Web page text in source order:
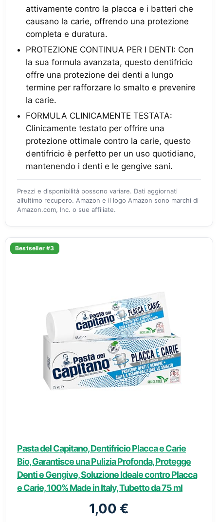
attivamente contro la placca e i batteri che
causano la carie, offrendo una protezione
completa e duratura.
PROTEZIONE CONTINUA PER I DENTI: Con
la sua formula avanzata, questo dentifricio
offre una protezione dei denti a lungo
termine per rafforzare lo smalto e prevenire
la carie.
FORMULA CLINICAMENTE TESTATA:
Clinicamente testato per offrire una
protezione ottimale contro la carie, questo
dentifricio è perfetto per un uso quotidiano,
mantenendo i denti e le gengive sani.
Prezzi e disponibilità possono variare. Dati aggiornati
all’ultimo recupero. Amazon e il logo Amazon sono marchi di
Amazon.com, Inc. o sue affiliate.
Bestseller #3
Pasta del Capitano, Dentifricio Placca e Carie
Bio, Garantisce una Pulizia Profonda, Protegge
Denti e Gengive, Soluzione Ideale contro Placca
e Carie, 100% Made in Italy, Tubetto da 75 ml
1,00 €